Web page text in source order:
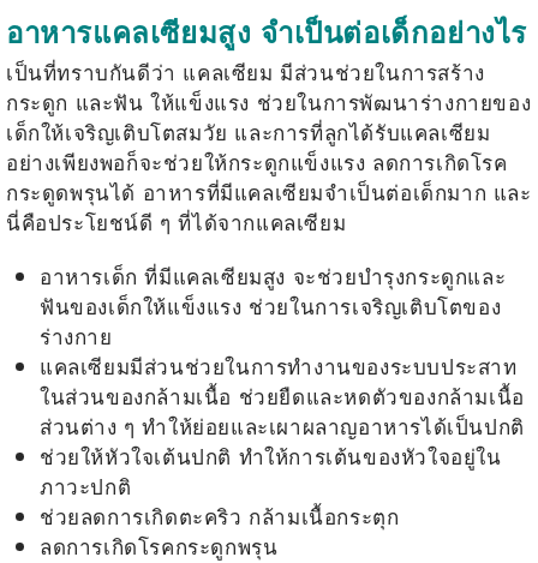
อาหารแคลเซียมสูง จำเป็นต่อเด็กอย่างไร
เป็นที่ทราบกันดีว่า แคลเซียม มีส่วนช่วยในการสร้าง
กระดูก และฟัน ให้แข็งแรง ช่วยในการพัฒนาร่างกายของ
เด็กให้เจริญเติบโตสมวัย และการที่ลูกได้รับแคลเซียม
อย่างเพียงพอก็จะช่วยให้กระดูกแข็งแรง ลดการเกิดโรค
กระดูดพรุนได้ อาหารที่มีแคลเซียมจำเป็นต่อเด็กมาก และ
นี่คือประโยชน์ดี ๆ ที่ได้จากแคลเซียม
อาหารเด็กที่มีแคลเซียมสูง จะช่วยบำรุงกระดูกและ
ฟันของเด็กให้แข็งแรง ช่วยในการเจริญเติบโตของ
ร่างกาย
แคลเซียมมีส่วนช่วยในการทำงานของระบบประสาท
ในส่วนของกล้ามเนื้อ ช่วยยืดและหดตัวของกล้ามเนื้อ
ส่วนต่าง ๆ ทำให้ย่อยและเผาผลาญอาหารได้เป็นปกติ
ช่วยให้หัวใจเต้นปกติ ทำให้การเต้นของหัวใจอยู่ใน
ภาวะปกติ
ช่วยลดการเกิดตะคริว กล้ามเนื้อกระตุก
ลดการเกิดโรคกระดูกพรุน